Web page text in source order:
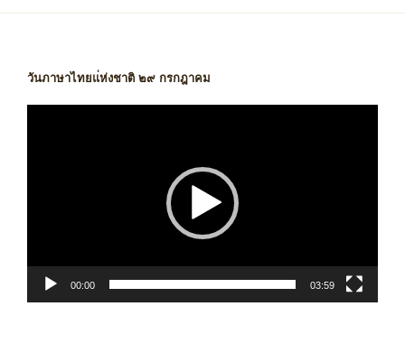
วันภาษาไทยแ่ห่งชาติ ๒๙ กรกฎาคม
00:00 03:59